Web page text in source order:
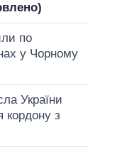
по
у Чорному
України
кордону з